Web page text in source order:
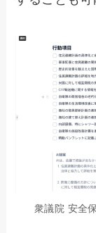
衆議院 安全